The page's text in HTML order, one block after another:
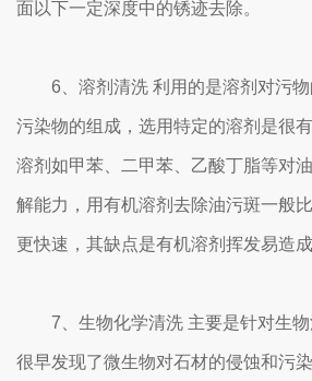
面以下一定深度中的锈迹去除。
6、溶剂清洗 利用的是溶剂对污
污染物的组成，选用特定的溶剂是很
溶剂如甲苯、二甲苯、乙酸丁脂等对
解能力，用有机溶剂去除油污斑一般
更快速，其缺点是有机溶剂挥发易造成
7、生物化学清洗 主要是针对生
很早发现了微生物对石材的侵蚀和污